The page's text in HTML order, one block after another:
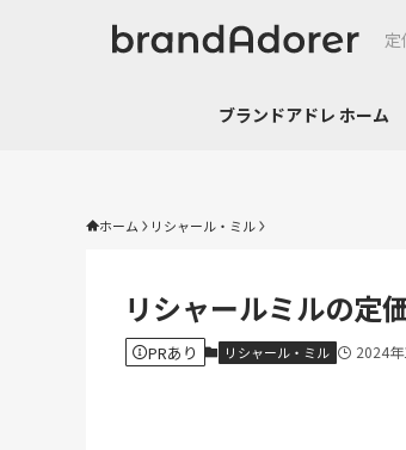
ブランドアドレ ホーム
ホーム リシャール・ミル
リシャールミルの定
PRあり リシャール・ミル 2024